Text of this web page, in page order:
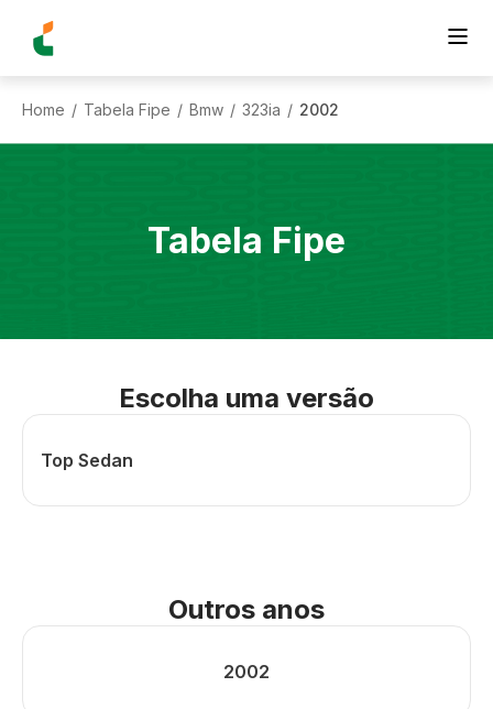
Home / Tabela Fipe / Bmw / 323ia / 2002
Tabela Fipe
Escolha uma versão
Top Sedan
Outros anos
2002